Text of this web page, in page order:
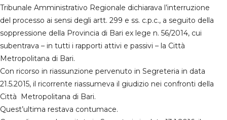
Tribunale Amministrativo Regionale dichiarava l’interruzione
del processo ai sensi degli artt. 299 e ss. c.p.c., a seguito della
soppressione della Provincia di Bari ex lege n. 56/2014, cui
subentrava – in tutti i rapporti attivi e passivi – la Città
Metropolitana di Bari.
Con ricorso in riassunzione pervenuto in Segreteria in data
21.5.2015, il ricorrente riassumeva il giudizio nei confronti della
Città Metropolitana di Bari.
Quest’ultima restava contumace.